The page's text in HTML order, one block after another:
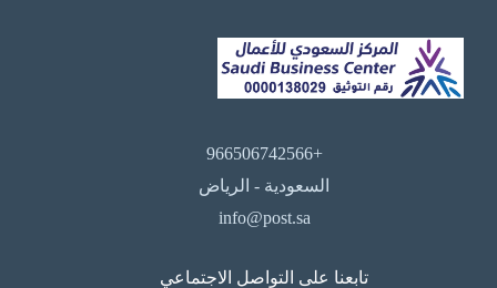
+966506742566
السعودية - الرياض
info@post.sa
تابعنا على التواصل الاجتماعي